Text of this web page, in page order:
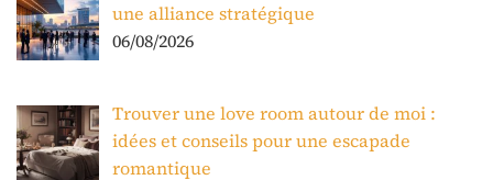
une alliance stratégique
06/08/2026
Trouver une love room autour de moi :
idées et conseils pour une escapade
romantique